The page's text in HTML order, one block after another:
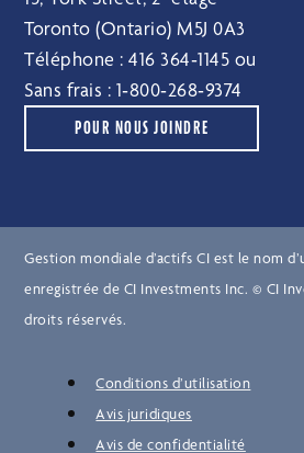
Toronto (Ontario) M5J 0A3
Téléphone :416 364‑1145 ou
Sans frais : 1‑800‑268‑9374
POUR NOUS JOINDRE
Gestion mondiale d’actifs CI est le nom
enregistrée de CI Investments Inc. © CI
droits réservés.
Conditions d’utilisation
Avis juridiques
Avis de confidentialité